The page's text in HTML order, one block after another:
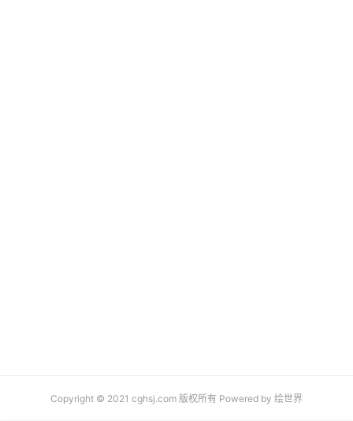
Copyright © 2021 cghsj.com 版权所有 Powered by 绘世界